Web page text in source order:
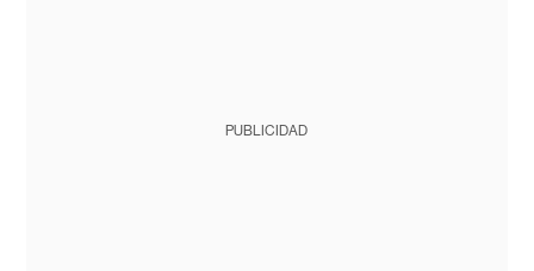
PUBLICIDAD